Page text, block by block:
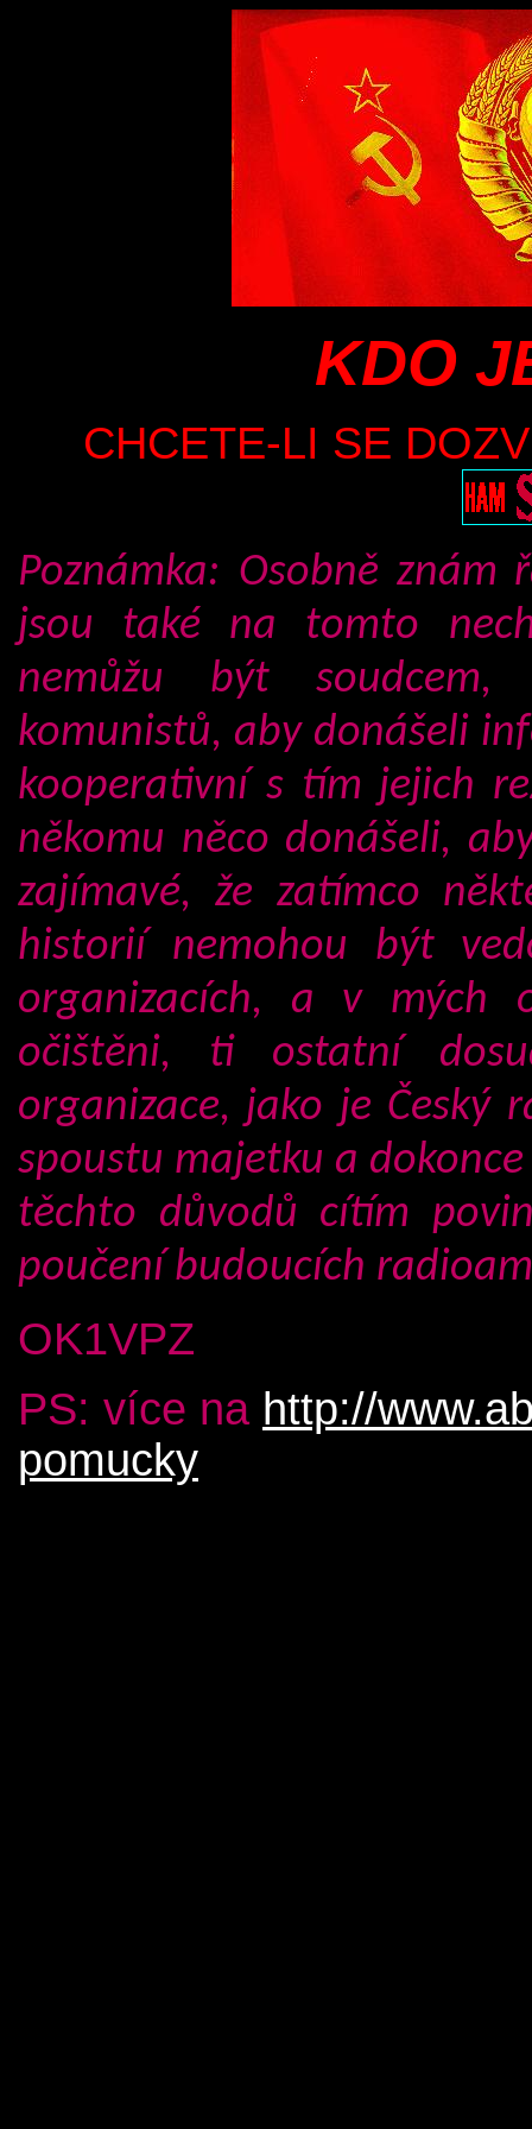
KDO
CHCETE-LI SE
Poznámka: Osobně znám
jsou také na tomto
nemůžu být
komunistů, aby donášeli
kooperativní s tím jejich
někomu něco donášeli,
zajímavé, že zatímco
historií nemohou být
organizacích, a v mých
očištěni, ti ostatní
organizace, jako je Český
spoustu majetku a
těchto důvodů cítím
poučení budoucích
OK1VPZ
PS: více na http://
pomucky